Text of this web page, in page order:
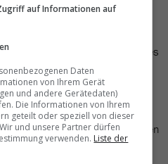
sich letztlich niemand der
ist, dass dies beim
scheint. Daniel Fischer,
will sich der Rolle des
Die Niesenbahn habe
Niesen Summit. Deshalb
eine «gewisse Rolle
für den Schweizer
halten die Fahne hoch und wollen
führen.»
auf Informationen auf
Daten
von Ihrem Gerät
und andere Gerätedaten)
Die Informationen von Ihrem
geteilt oder speziell von dieser
und unsere Partner dürfen
verwenden. Liste der